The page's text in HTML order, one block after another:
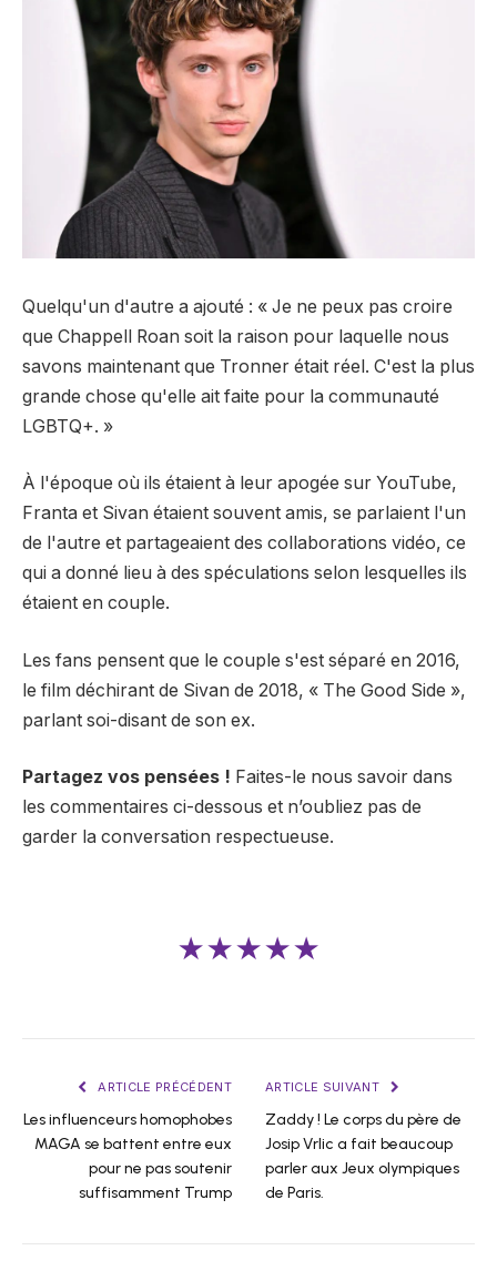
Quelqu'un d'autre a ajouté : « Je ne peux pas croire
que Chappell Roan soit la raison pour laquelle nous
savons maintenant que Tronner était réel. C'est la plus
grande chose qu'elle ait faite pour la communauté
LGBTQ+. »
À l'époque où ils étaient à leur apogée sur YouTube,
Franta et Sivan étaient souvent amis, se parlaient l'un
de l'autre et partageaient des collaborations vidéo, ce
qui a donné lieu à des spéculations selon lesquelles ils
étaient en couple.
Les fans pensent que le couple s'est séparé en 2016,
le film déchirant de Sivan de 2018, « The Good Side »,
parlant soi-disant de son ex.
Partagez vos pensées ! Faites-le nous savoir dans
les commentaires ci-dessous et n’oubliez pas de
garder la conversation respectueuse.
★★★★★
ARTICLE PRÉCÉDENT
Les influenceurs homophobes
MAGA se battent entre eux
pour ne pas soutenir
suffisamment Trump
ARTICLE SUIVANT
Zaddy ! Le corps du père de
Josip Vrlic a fait beaucoup
parler aux Jeux olympiques
de Paris.